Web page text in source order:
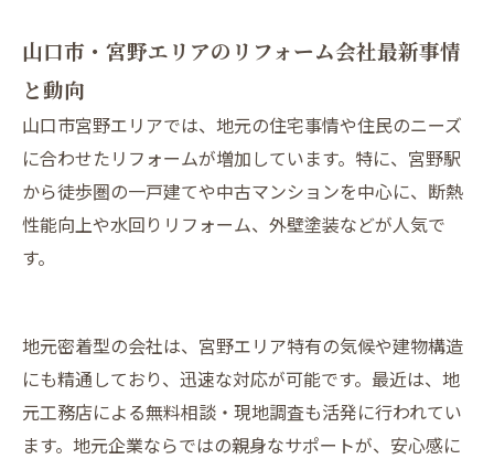
山口市・宮野エリアのリフォーム会社最新事情
と動向
山口市宮野エリアでは、地元の住宅事情や住民のニーズ
に合わせたリフォームが増加しています。特に、宮野駅
から徒歩圏の一戸建てや中古マンションを中心に、断熱
性能向上や水回りリフォーム、外壁塗装などが人気で
す。
地元密着型の会社は、宮野エリア特有の気候や建物構造
にも精通しており、迅速な対応が可能です。最近は、地
元工務店による無料相談・現地調査も活発に行われてい
ます。地元企業ならではの親身なサポートが、安心感に